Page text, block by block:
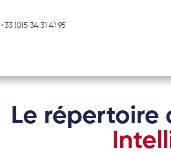
+33 (0)5 34 31 41 95
Le répertoire